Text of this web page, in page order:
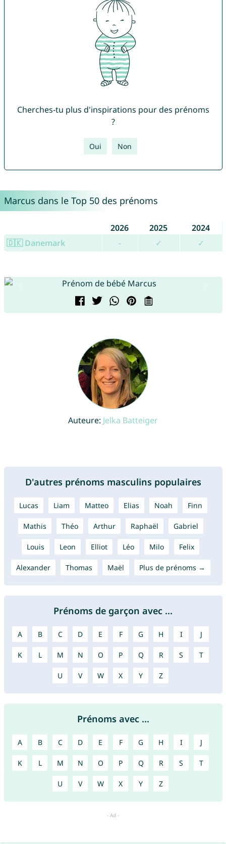
Cherches-tu plus d'inspirations pour des prénoms
?
Oui Non
Marcus dans le Top 50 des prénoms
2026 2025
2024
🇩🇰 Danemark
- ✓ ✓
Auteure: Jelka Batteiger
D'autres prénoms masculins populaires
Lucas Liam Matteo Elias Noah Finn
Mathis Théo Arthur Raphaël Gabriel
Louis Leon Elliot Léo Milo Felix
Alexander Thomas Maël Plus de prénoms →
Prénoms de garçon avec ...
A B C D E F G H I J
K L M N O P Q R S T
U V W X Y Z
Prénoms avec ...
A B C D E F G H I J
K L M N O P Q R S T
U V W X Y Z